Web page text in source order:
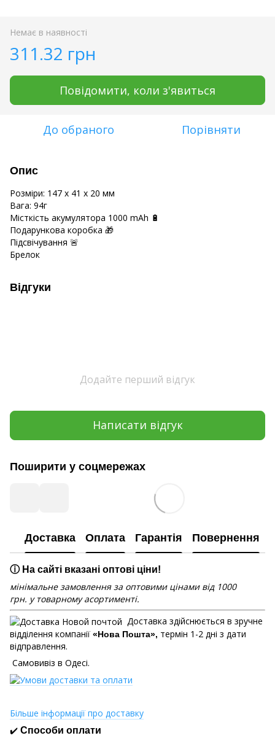
Немає в наявності
311.32 грн
Повідомити, коли з'явиться
До обраного Порівняти
Опис
Розміри: 147 x 41 x 20 мм
Вага: 94г
Місткість акумулятора 1000 mAh 🔋
Подарункова коробка 🎁
Підсвічування 🚨
Брелок
Відгуки
Додайте перший відгук
Написати відгук
Поширити у соцмережах
Доставка Оплата Гарантія Повернення
ⓘ На сайті вказані оптові ціни!
мінімальне замовлення за оптовими цінами від 1000
грн. у товарному асортименті.
Доставка здійснюється в зручне
відділення компанії «Нова Пошта», термін 1-2 дні з дати
відправлення.
Самовивіз в Одесі.
Більше інформації про доставку
✔️ Способи оплати